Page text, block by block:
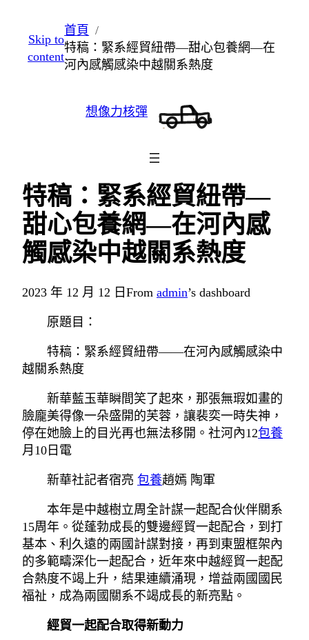
至
主
Skip to
content
首頁
特稿：緊系經貿紐帶—甜心包養網—在
河內感觸感染中越關系熱度
想像力核彈
特稿：緊系經貿紐帶—
甜心包養網—在河內感
觸感染中越關系熱度
2023 年 12 月 12 日 From admin’s dashboard
原題目：
特稿：緊系經貿紐帶——在河內感觸感染中
越關系熱度
新華藍玉華瞬間笑了起來，那張無瑕如畫的
臉龐美得像一朵盛開的芙蓉，讓裴奕一時失神，
停在她臉上的目光再也無法移開。社河內12包養
月10日電
新華社記者宿亮 包養趙嫣 陶軍
本年是中越樹立周全計謀一起配合伙伴關系
15周年。從蓬勃成長的雙邊經貿一起配合，到打
基本、利久遠的兩國計謀對接，再到東盟框架內
的多範疇深化一起配合，近年來中越經貿一起配
合熱度不竭上升，結果連續涌現，增益兩國國民
福祉，成為兩國關系不竭成長的新亮點。
經貿一起配合取得新動力